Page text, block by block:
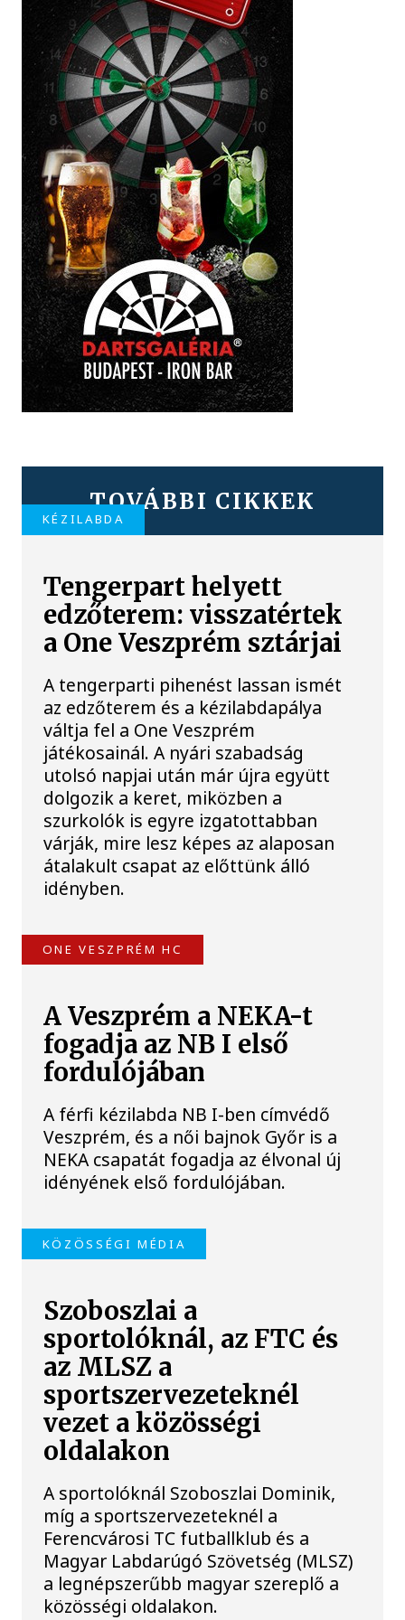
TOVÁBBI CIKKEK
KÉZILABDA
Tengerpart helyett
edzőterem: visszatértek
a One Veszprém sztárjai
A tengerparti pihenést lassan ismét
az edzőterem és a kézilabdapálya
váltja fel a One Veszprém
játékosainál. A nyári szabadság
utolsó napjai után már újra együtt
dolgozik a keret, miközben a
szurkolók is egyre izgatottabban
várják, mire lesz képes az alaposan
átalakult csapat az előttünk álló
idényben.
ONE VESZPRÉM HC
A Veszprém a NEKA-t
fogadja az NB I első
fordulójában
A férfi kézilabda NB I-ben címvédő
Veszprém, és a női bajnok Győr is a
NEKA csapatát fogadja az élvonal új
idényének első fordulójában.
KÖZÖSSÉGI MÉDIA
Szoboszlai a
sportolóknál, az FTC és
az MLSZ a
sportszervezeteknél
vezet a közösségi
oldalakon
A sportolóknál Szoboszlai Dominik,
míg a sportszervezeteknél a
Ferencvárosi TC futballklub és a
Magyar Labdarúgó Szövetség (MLSZ)
a legnépszerűbb magyar szereplő a
közösségi oldalakon.